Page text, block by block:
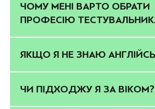
ЧОМУ МЕНІ ВАРТО ОБРАТИ
ПРОФЕСІЮ
ЯКЩО Я НЕ ЗНАЮ
ЧИ ПІДХОДЖУ Я ЗА ВІКОМ?